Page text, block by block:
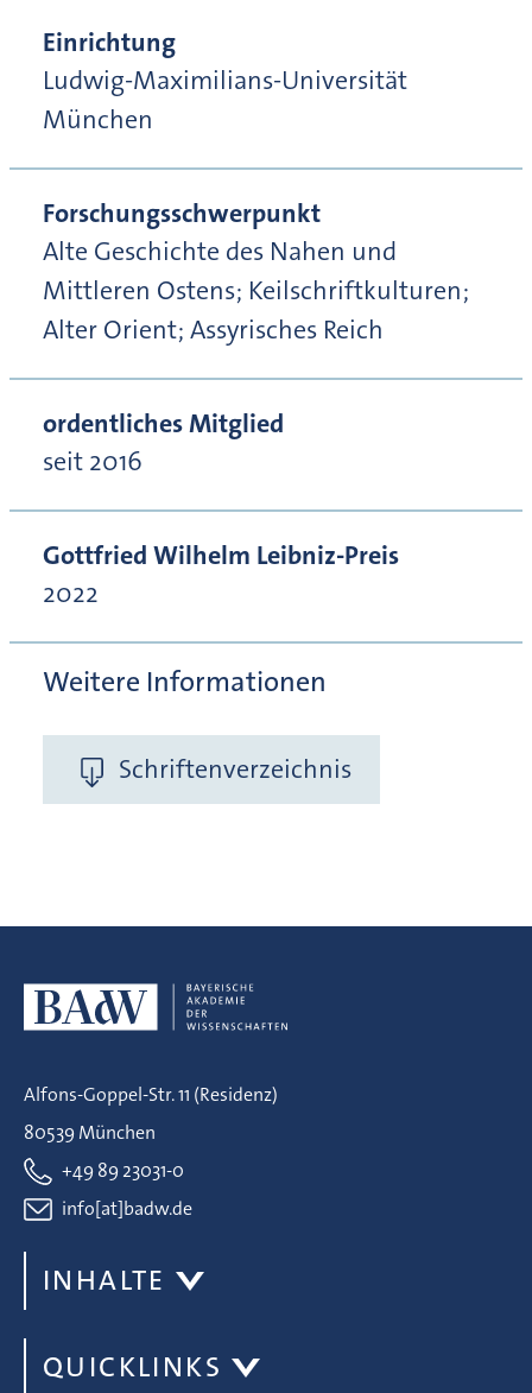
Einrichtung
Ludwig-Maximilians-Universität
München
Forschungsschwerpunkt
Alte Geschichte des Nahen und
Mittleren Ostens; Keilschriftkulturen;
Alter Orient; Assyrisches Reich
ordentliches Mitglied
seit 2016
Gottfried Wilhelm Leibniz-Preis
2022
Weitere Informationen
Schriftenverzeichnis
Alfons-Goppel-Str. 11 (Residenz)
80539 München
+49 89 23031-0
info[at]badw.de
INHALTE
QUICKLINKS